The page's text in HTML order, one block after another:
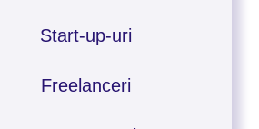
Start-up-uri
Freelanceri